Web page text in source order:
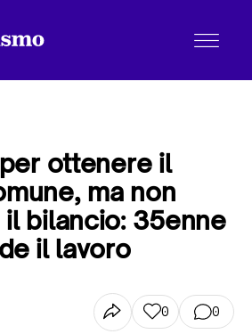
ottenere il
ma non
bilancio: 35enne
il lavoro
0 0